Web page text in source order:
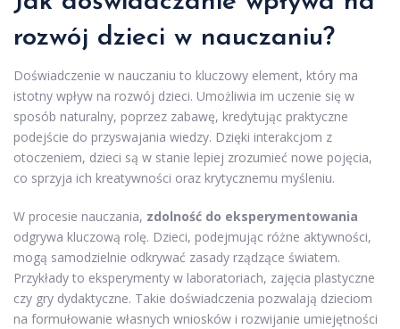
rozwój dzieci w nauczaniu?
Doświadczenie w nauczaniu to kluczowy element, który ma
istotny wpływ na rozwój dzieci. Umożliwia im uczenie się w
sposób naturalny, poprzez zabawę, kredytując praktyczne
podejście do przyswajania wiedzy. Dzięki interakcjom z
otoczeniem, dzieci są w stanie lepiej zrozumieć nowe pojęcia,
co sprzyja ich kreatywności oraz krytycznemu myśleniu.
W procesie nauczania, zdolność do eksperymentowania
odgrywa kluczową rolę. Dzieci, podejmując różne aktywności,
mogą samodzielnie odkrywać zasady rządzące światem.
Przykłady to eksperymenty w laboratoriach, zajęcia plastyczne
czy gry dydaktyczne. Takie doświadczenia pozwalają dzieciom
na formułowanie własnych wniosków i rozwijanie umiejętności